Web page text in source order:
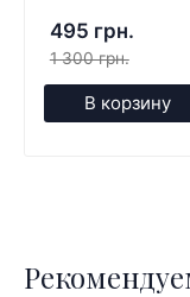
495 грн.
1 300 грн.
В корзину